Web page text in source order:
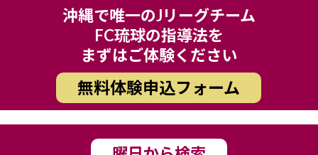
沖縄で唯一のJリーグチーム
FC琉球の指導法を
まずはご体験ください
無料体験申込フォーム